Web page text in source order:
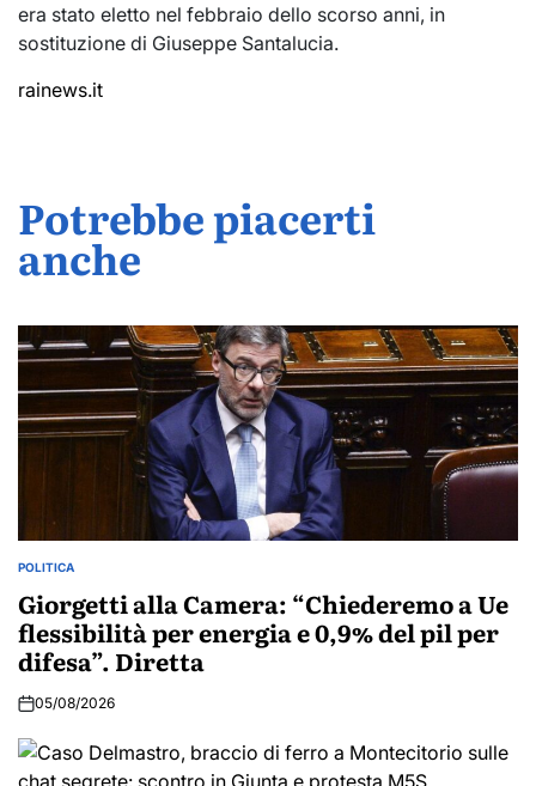
era stato eletto nel febbraio dello scorso anni, in
sostituzione di Giuseppe Santalucia.
rainews.it
Potrebbe piacerti
anche
POSTED
POLITICA
Giorgetti alla Camera: “Chiederemo a Ue
flessibilità per energia e 0,9% del pil per
difesa”. Diretta
05/08/2026